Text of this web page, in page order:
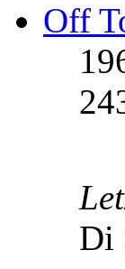
Off
Di